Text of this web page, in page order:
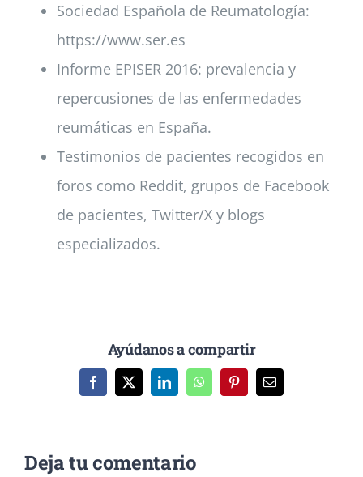
Sociedad Española de Reumatología:
https://www.ser.es
Informe EPISER 2016: prevalencia y
repercusiones de las enfermedades
reumáticas en España.
Testimonios de pacientes recogidos en
foros como Reddit, grupos de Facebook
de pacientes, Twitter/X y blogs
especializados.
Ayúdanos a compartir
Facebook
X LinkedInWhatsAppPinterestCorreo
Deja tu comentario